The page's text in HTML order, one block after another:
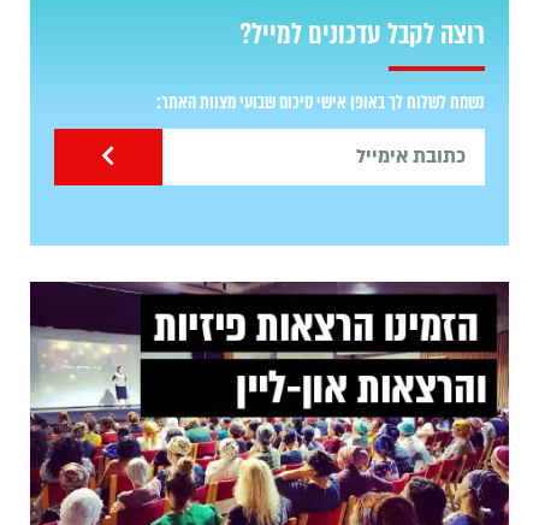
רוצה לקבל עדכונים למייל?
נשמח לשלוח לך באופן אישי סיכום שבועי מצוות האתר: